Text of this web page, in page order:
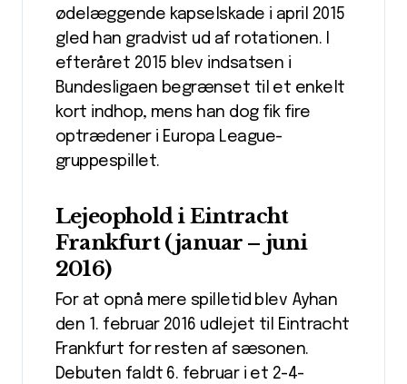
ødelæggende kapselskade i april 2015
gled han gradvist ud af rotationen. I
efteråret 2015 blev indsatsen i
Bundesligaen begrænset til et enkelt
kort indhop, mens han dog fik fire
optrædener i Europa League-
gruppespillet.
Lejeophold i Eintracht
Frankfurt (januar – juni
2016)
For at opnå mere spilletid blev Ayhan
den 1. februar 2016 udlejet til Eintracht
Frankfurt for resten af sæsonen.
Debuten faldt 6. februar i et 2-4-